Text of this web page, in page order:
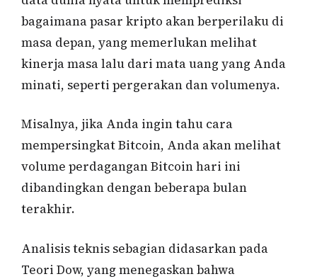
bagaimana pasar kripto akan berperilaku di
masa depan, yang memerlukan melihat
kinerja masa lalu dari mata uang yang Anda
minati, seperti pergerakan dan volumenya.
Misalnya, jika Anda ingin tahu cara
mempersingkat Bitcoin, Anda akan melihat
volume perdagangan Bitcoin hari ini
dibandingkan dengan beberapa bulan
terakhir.
Analisis teknis sebagian didasarkan pada
Teori Dow, yang menegaskan bahwa